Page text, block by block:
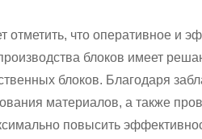
отметить, что оперативное и
блоков имеет
блоков. Благодаря
материалов, а также
повысить